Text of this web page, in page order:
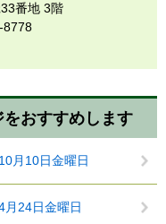
番地 3階
8778
をおすすめします
月10日金曜日
24日金曜日